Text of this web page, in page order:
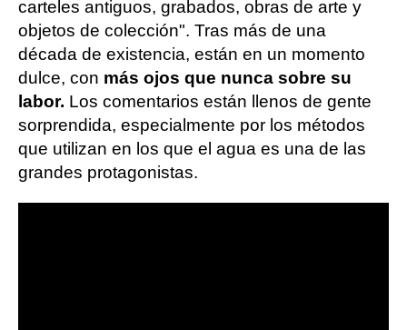
carteles antiguos, grabados, obras de arte y
objetos de colección". Tras más de una
década de existencia, están en un momento
dulce, con más ojos que nunca sobre su
labor. Los comentarios están llenos de gente
sorprendida, especialmente por los métodos
que utilizan en los que el agua es una de las
grandes protagonistas.